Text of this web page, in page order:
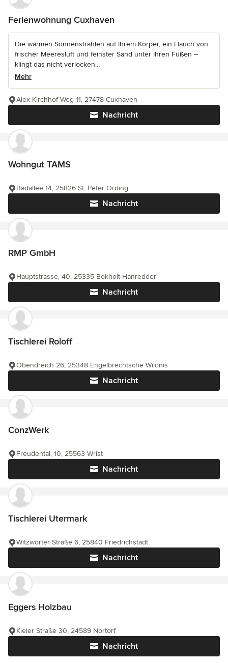
Ferienwohnung Cuxhaven
Die warmen Sonnenstrahlen auf Ihrem Körper, ein Hauch von
frischer Meeresluft und feinster Sand unter Ihren Füßen –
klingt das nicht verlocken...
Mehr
Nachricht
Alex-Kirchhof-Weg 11, 27478 Cuxhaven
Wohngut TAMS
Nachricht
Badallee 14, 25826 St. Peter Ording
RMP GmbH
Nachricht
Hauptstrasse, 40, 25335 Bokholt-Hanredder
Tischlerei Roloff
Nachricht
Obendreich 26, 25348 Engelbrechtsche Wildnis
ConzWerk
Nachricht
Freudental, 10, 25563 Wrist
Tischlerei Utermark
Nachricht
Witzworter Straße 6, 25840 Friedrichstadt
Eggers Holzbau
Nachricht
Kieler Straße 30, 24589 Nortorf